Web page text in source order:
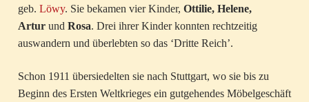
geb. Löwy. Sie bekamen vier Kinder, Ottilie, Helene,
Artur und Rosa. Drei ihrer Kinder konnten rechtzeitig
auswandern und überlebten so das ‘Dritte Reich’.
Schon 1911 übersiedelten sie nach Stuttgart, wo sie bis zu
Beginn des Ersten Weltkrieges ein gutgehendes Möbelgeschäft